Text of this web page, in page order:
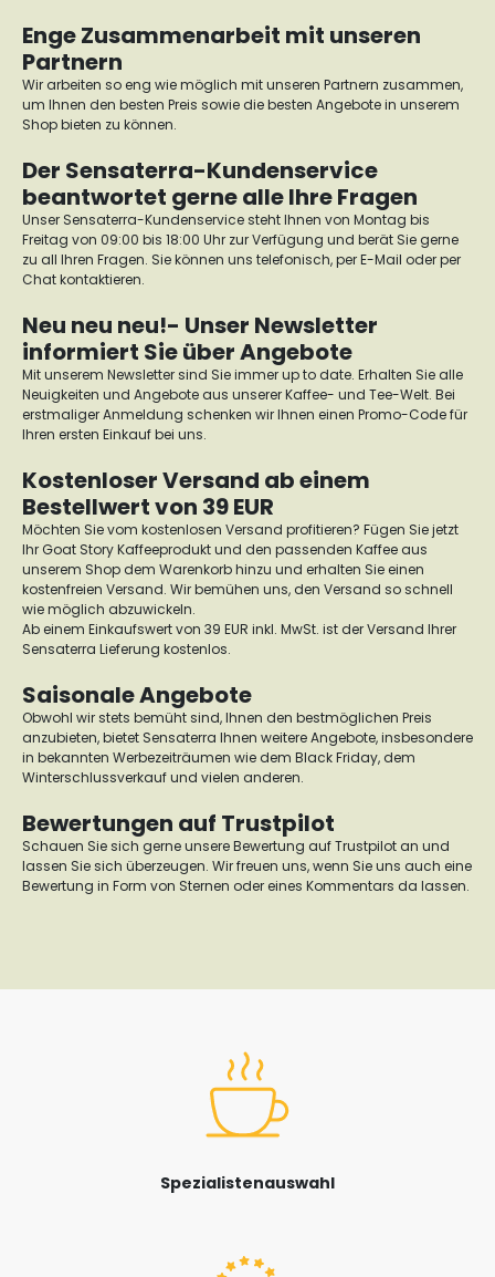
Enge Zusammenarbeit mit unseren
Partnern
Wir arbeiten so eng wie möglich mit unseren Partnern zusammen,
um Ihnen den besten Preis sowie die besten Angebote in unserem
Shop bieten zu können.
Der Sensaterra-Kundenservice
beantwortet gerne alle Ihre Fragen
Unser Sensaterra-Kundenservice steht Ihnen von Montag bis
Freitag von 09:00 bis 18:00 Uhr zur Verfügung und berät Sie gerne
zu all Ihren Fragen. Sie können uns telefonisch, per E-Mail oder per
Chat kontaktieren.
Neu neu neu!- Unser Newsletter
informiert Sie über Angebote
Mit unserem Newsletter sind Sie immer up to date. Erhalten Sie alle
Neuigkeiten und Angebote aus unserer Kaffee- und Tee-Welt. Bei
erstmaliger Anmeldung schenken wir Ihnen einen Promo-Code für
Ihren ersten Einkauf bei uns.
Kostenloser Versand ab einem
Bestellwert von 39 EUR
Möchten Sie vom kostenlosen Versand profitieren? Fügen Sie jetzt
Ihr Goat Story Kaffeeprodukt und den passenden Kaffee aus
unserem Shop dem Warenkorb hinzu und erhalten Sie einen
kostenfreien Versand. Wir bemühen uns, den Versand so schnell
wie möglich abzuwickeln.
Ab einem Einkaufswert von 39 EUR inkl. MwSt. ist der Versand Ihrer
Sensaterra Lieferung kostenlos.
Saisonale Angebote
Obwohl wir stets bemüht sind, Ihnen den bestmöglichen Preis
anzubieten, bietet Sensaterra Ihnen weitere Angebote, insbesondere
in bekannten Werbezeiträumen wie dem Black Friday, dem
Winterschlussverkauf und vielen anderen.
Bewertungen auf Trustpilot
Schauen Sie sich gerne unsere Bewertung auf Trustpilot an und
lassen Sie sich überzeugen. Wir freuen uns, wenn Sie uns auch eine
Bewertung in Form von Sternen oder eines Kommentars da lassen.
Spezialistenauswahl